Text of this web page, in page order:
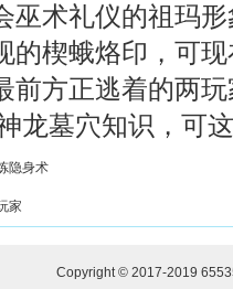
巫术礼仪的祖玛
的楔蛾烙印，可
前方正逃着的两
龙墓穴知识，可
隐身术
家
Copyright © 2017-2019